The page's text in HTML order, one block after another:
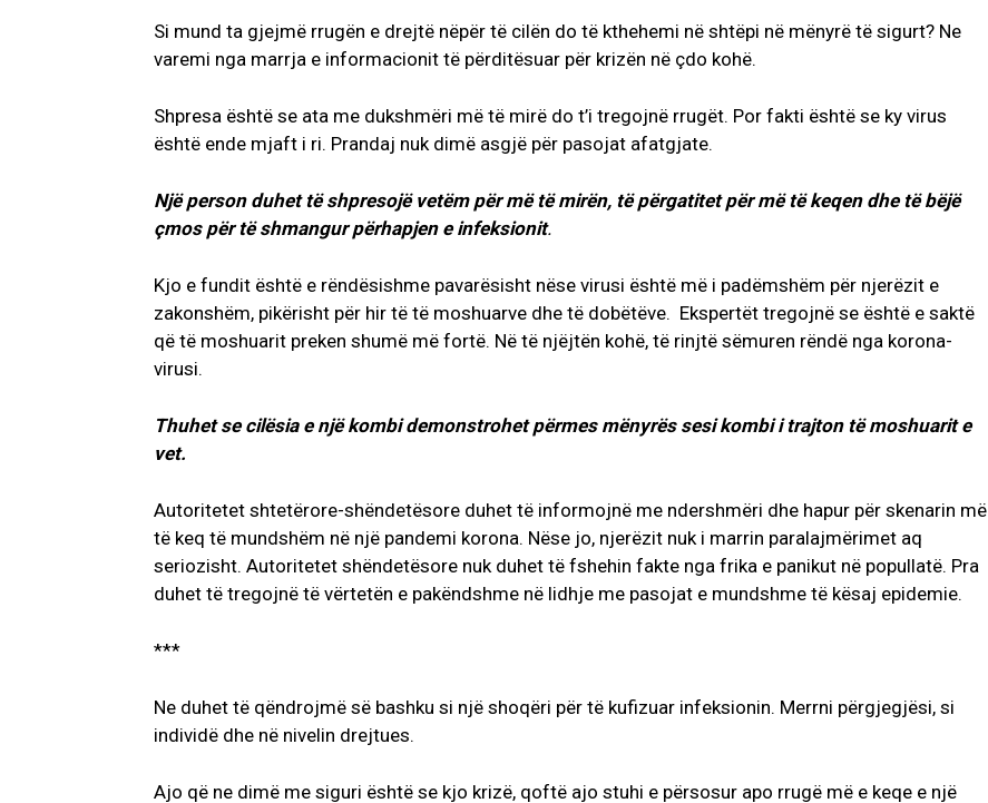
Si mund ta gjejmë rrugën e drejtë nëpër të cilën do të kthehemi në shtëpi në mënyrë të sigurt? Ne
varemi nga marrja e informacionit të përditësuar për krizën në çdo kohë.
Shpresa është se ata me dukshmëri më të mirë do t’i tregojnë rrugët. Por fakti është se ky virus
është ende mjaft i ri. Prandaj nuk dimë asgjë për pasojat afatgjate.
Një person duhet të shpresojë vetëm për më të mirën, të përgatitet për më të keqen dhe të bëjë
çmos për të shmangur përhapjen e infeksionit.
Kjo e fundit është e rëndësishme pavarësisht nëse virusi është më i padëmshëm për njerëzit e
zakonshëm, pikërisht për hir të të moshuarve dhe të dobëtëve. Ekspertët tregojnë se është e saktë
që të moshuarit preken shumë më fortë. Në të njëjtën kohë, të rinjtë sëmuren rëndë nga korona-
virusi.
Thuhet se cilësia e një kombi demonstrohet përmes mënyrës sesi kombi i trajton të moshuarit e
vet.
Autoritetet shtetërore-shëndetësore duhet të informojnë me ndershmëri dhe hapur për skenarin më
të keq të mundshëm në një pandemi korona. Nëse jo, njerëzit nuk i marrin paralajmërimet aq
seriozisht. Autoritetet shëndetësore nuk duhet të fshehin fakte nga frika e panikut në popullatë. Pra
duhet të tregojnë të vërtetën e pakëndshme në lidhje me pasojat e mundshme të kësaj epidemie.
***
Ne duhet të qëndrojmë së bashku si një shoqëri për të kufizuar infeksionin. Merrni përgjegjësi, si
individë dhe në nivelin drejtues.
Ajo që ne dimë me siguri është se kjo krizë, qoftë ajo stuhi e përsosur apo rrugë më e keqe e një